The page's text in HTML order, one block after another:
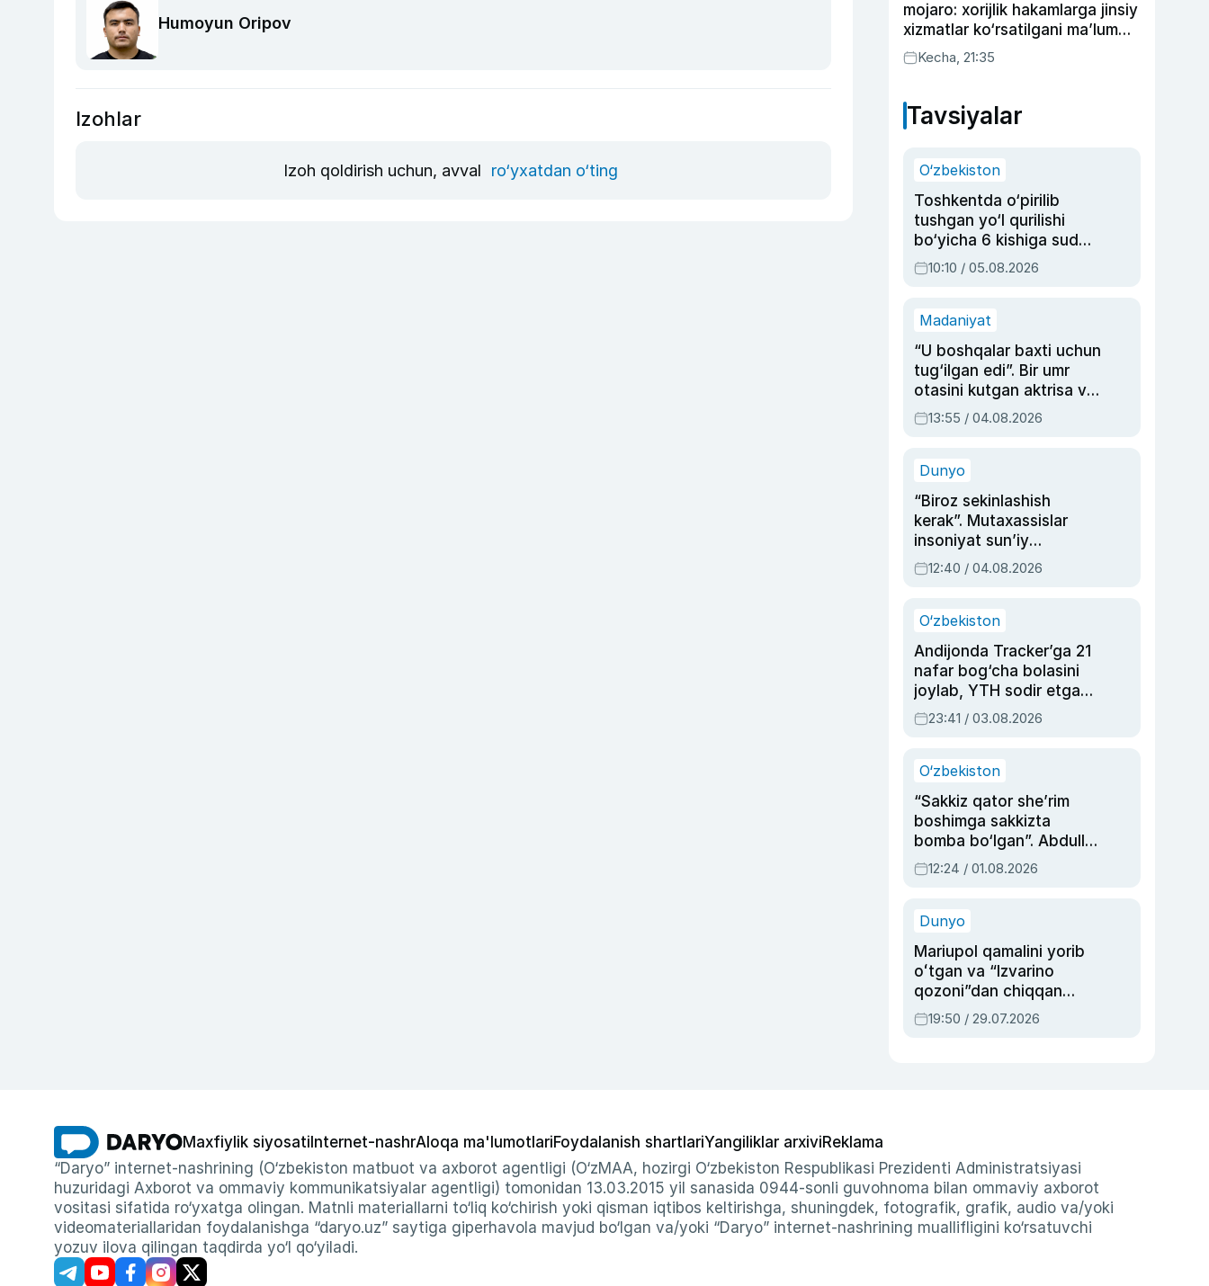
Humoyun Oripov
Izohlar
Izoh qoldirish uchun, avval ro‘yxatdan o‘ting
mojaro: xorijlik hakamlarga jinsiy
xizmatlar ko‘rsatilgani ma’lum
qilindi
Kecha, 21:35
Tavsiyalar
O‘zbekiston
Toshkentda o‘pirilib
tushgan yo‘l qurilishi
bo‘yicha 6 kishiga sud
hukmi o‘qildi
10:10 / 05.08.2026
Madaniyat
“U boshqalar baxti uchun
tug‘ilgan edi”. Bir umr
otasini kutgan aktrisa va
dublyaj ustasi Rimma
Ahmedovaning
13:55 / 04.08.2026
Dunyo
“Biroz sekinlashish
kerak”. Mutaxassislar
insoniyat sun’iy
intellektni boshqara
olmay qolishidan xavotir
12:40 / 04.08.2026
O‘zbekiston
Andijonda Tracker’ga 21
nafar bog‘cha bolasini
joylab, YTH sodir etgan
ayolga sud hukmi o‘qildi
23:41 / 03.08.2026
O‘zbekiston
“Sakkiz qator she’rim
boshimga sakkizta
bomba bo‘lgan”. Abdulla
Oripovni siyosiy
ayblovlardan asrab
12:24 / 01.08.2026
Dunyo
Mariupol qamalini yorib
oʻtgan va “Izvarino
qozoni”dan chiqqan
qahramon — Ukraina
armiyasi bosh
19:50 / 29.07.2026
Maxfiylik siyosati Internet-nashrAloqa ma'lumotlariFoydalanish shartlariYangiliklar arxiviReklama
“Daryo” internet-nashrining (O‘zbekiston matbuot va axborot agentligi (O‘zMAA, hozirgi O‘zbekiston Respublikasi Prezidenti Administratsiyasi
huzuridagi Axborot va ommaviy kommunikatsiyalar agentligi) tomonidan 13.03.2015 yil sanasida 0944-sonli guvohnoma bilan ommaviy axborot
vositasi sifatida ro‘yxatga olingan. Matnli materiallarni to‘liq ko‘chirish yoki qisman iqtibos keltirishga, shuningdek, fotografik, grafik, audio va/yoki
videomateriallaridan foydalanishga “daryo.uz” saytiga giperhavola mavjud bo‘lgan va/yoki “Daryo” internet-nashrining muallifligini ko‘rsatuvchi
yozuv ilova qilingan taqdirda yo‘l qo‘yiladi.